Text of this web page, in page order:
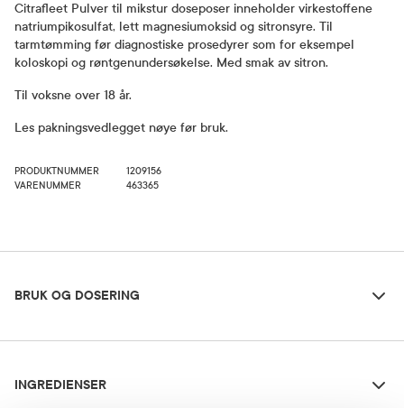
Citrafleet Pulver til mikstur doseposer inneholder virkestoffene
natriumpikosulfat, lett magnesiumoksid og sitronsyre. Til
tarmtømming før diagnostiske prosedyrer som for eksempel
koloskopi og røntgenundersøkelse. Med smak av sitron.
Til voksne over 18 år.
Les pakningsvedlegget nøye før bruk.
PRODUKTNUMMER
1209156
VARENUMMER
463365
BRUK OG DOSERING
Til voksne over 18 år: En dose drikkes 10-18 timer før
INGREDIENSER